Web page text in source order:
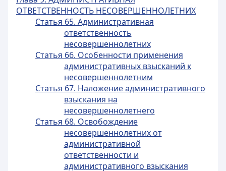
ОТВЕТСТВЕННОСТЬ НЕСОВЕРШЕННОЛЕТНИХ
Статья 65. Административная
ответственность
несовершеннолетних
Статья 66. Особенности применения
административных взысканий к
несовершеннолетним
Статья 67. Наложение административного
взыскания на
несовершеннолетнего
Статья 68. Освобождение
несовершеннолетних от
административной
ответственности и
административного взыскания